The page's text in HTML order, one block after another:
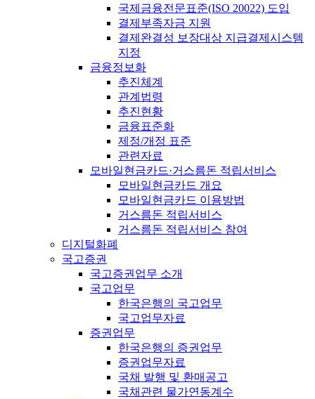
국제금융전문표준(ISO 20022) 도입
결제부족자금 지원
결제완결성 보장대상 지급결제시스템
지정
금융정보화
추진체계
관계법령
추진현황
금융표준화
제정/개정 표준
관련자료
모바일현금카드·거스름돈 적립서비스
모바일현금카드 개요
모바일현금카드 이용방법
거스름돈 적립서비스
거스름돈 적립서비스 참여
디지털화폐
국고증권
국고증권업무 소개
국고업무
한국은행의 국고업무
국고업무자료
증권업무
한국은행의 증권업무
증권업무자료
국채 발행 및 환매공고
국채관련 물가연동계수